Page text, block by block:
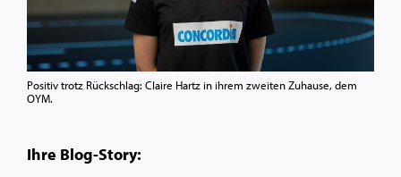
Positiv trotz Rückschlag: Claire Hartz in ihrem zweiten Zuhause, dem
OYM.
Ihre Blog-Story: